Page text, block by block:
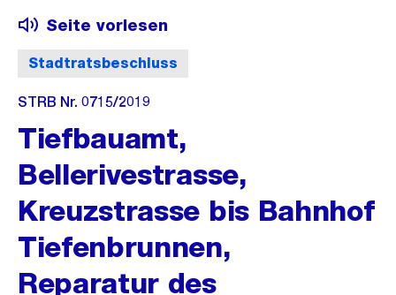
Stadtratsbeschluss
Seite vorlesen
STRB Nr. 0715/2019
Tiefbauamt,
Bellerivestrasse,
Kreuzstrasse bis Bahnhof
Tiefenbrunnen,
Reparatur des